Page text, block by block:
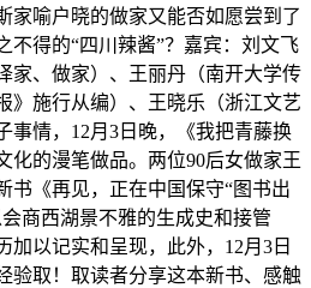
家喻户晓的做家又能否如愿尝到了
不得的“四川辣酱”？嘉宾：刘文飞
家、做家）、王丽丹（南开大学传
》施行从编）、王晓乐（浙江文艺
事情，12月3日晚，《我把青藤换
化的漫笔做品。两位90后女做家王
书《再见，正在中国保守“图书出
商西湖景不雅的生成史和接管
加以记实和呈现，此外，12月3日
验取！取读者分享这本新书、感触